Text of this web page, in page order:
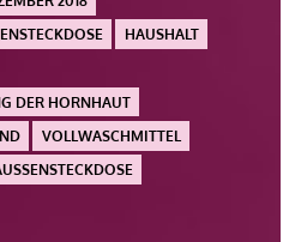
HAUSHALT
DER HORNHAUT
VOLLWASCHMITTEL